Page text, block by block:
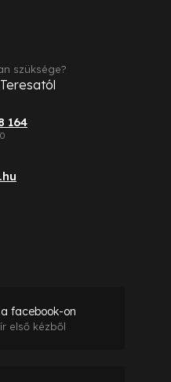
164
szüksége?
facebook-on
első kézből